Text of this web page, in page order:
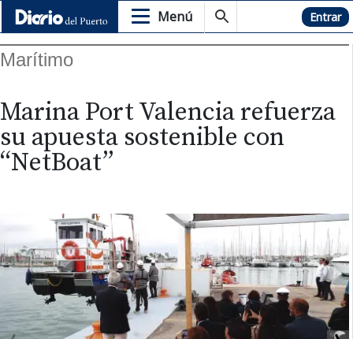
Menú Hemeroteca Entrar
Marítimo
Marina Port Valencia refuerza
su apuesta sostenible con
“NetBoat”